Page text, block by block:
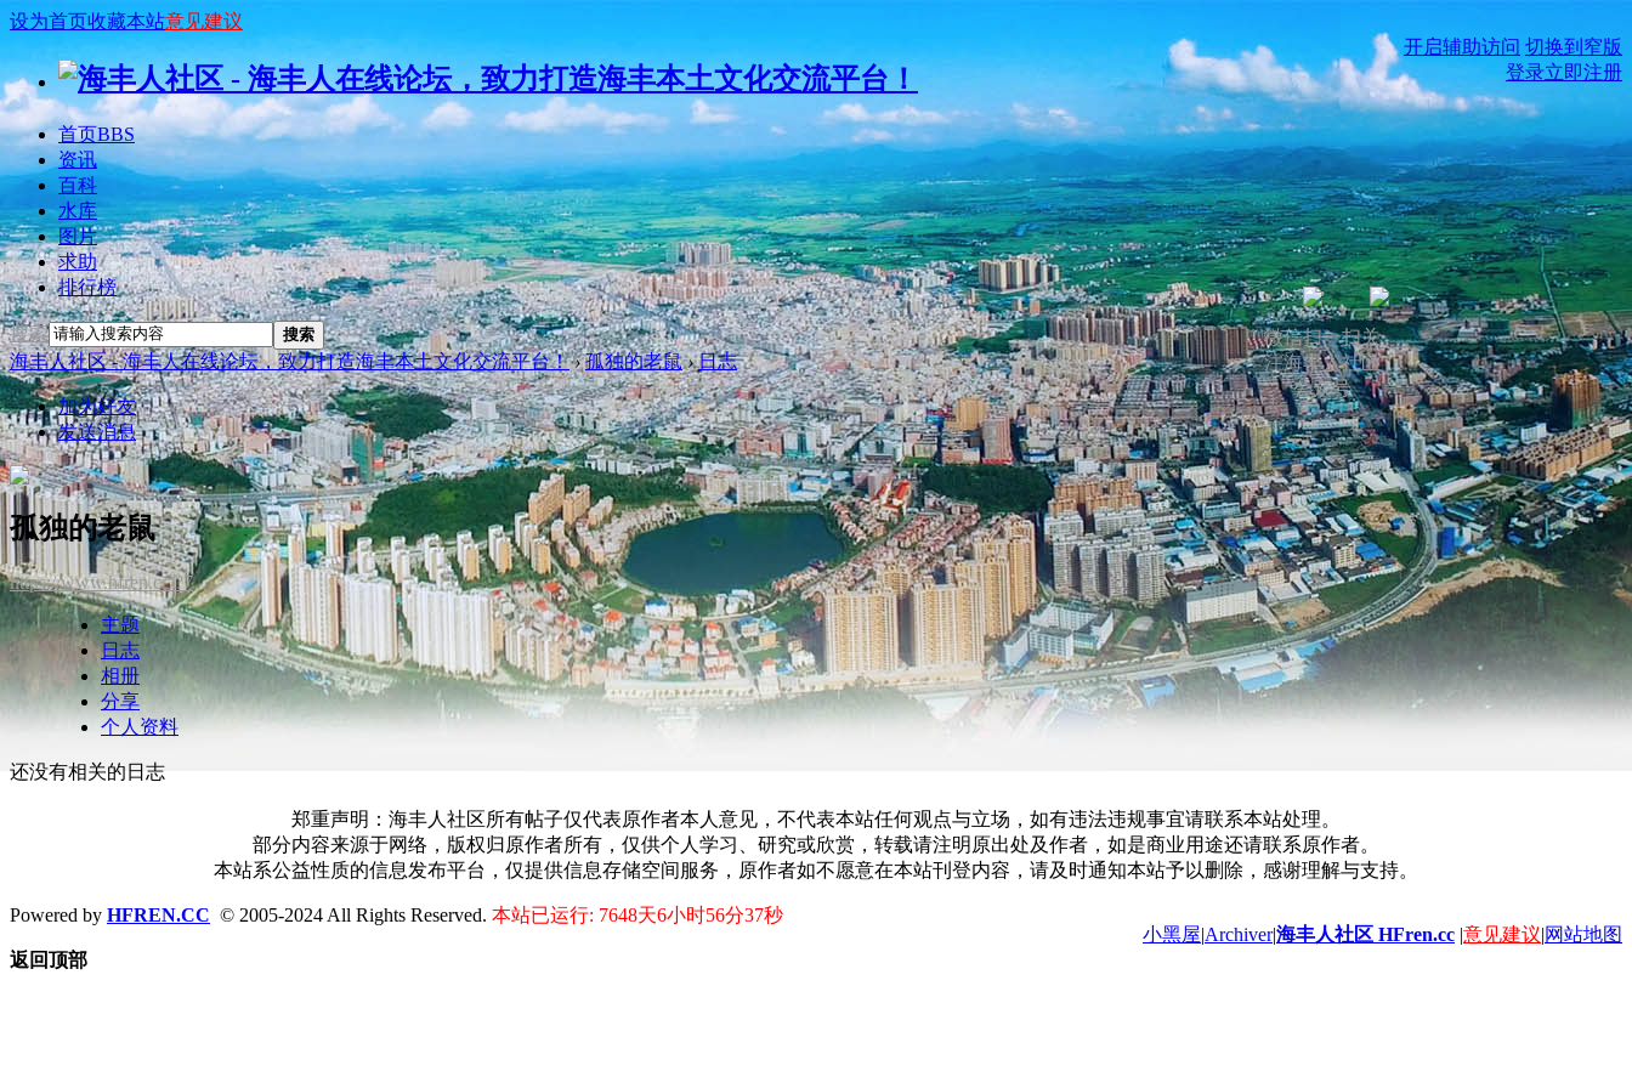
设为首页收藏本站意见建议
开启辅助访问 切换到窄版
登录立即注册
首页BBS
资讯
百科
水库
图片
求助
排行榜
搜索 搜索
海丰人社区 - 海丰人在线论坛，致力打造海丰本土文化交流平台！ › 孤独的老鼠 › 日志
加为好友
发送消息
孤独的老鼠
https://www.hfren.cc/?7
主题
日志
相册
分享
个人资料
还没有相关的日志
微信扫一扫关
注海丰人社区
公众号
郑重声明：海丰人社区所有帖子仅代表原作者本人意见，不代表本站任何观点与立场，如有违法违规事宜请联系本站处理。
部分内容来源于网络，版权归原作者所有，仅供个人学习、研究或欣赏，转载请注明原出处及作者，如是商业用途还请联系原作者。
本站系公益性质的信息发布平台，仅提供信息存储空间服务，原作者如不愿意在本站刊登内容，请及时通知本站予以删除，感谢理解与支持。
小黑屋|Archiver|海丰人社区 HFren.cc |意见建议|网站地图
Powered by HFREN.CC © 2005-2024 All Rights Reserved. 本站已运行: 7648天6小时56分37秒
返回顶部